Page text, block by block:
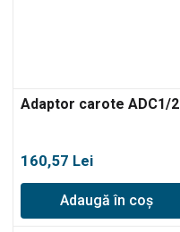
Adaptor carote ADC1/2
160,57 Lei
Adaugă în coș